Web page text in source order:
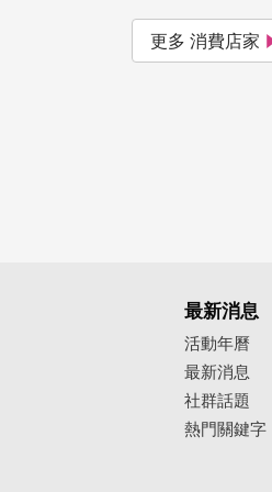
更多 消費店家
最新消息
活動年曆
最新消息
社群話題
熱門關鍵字